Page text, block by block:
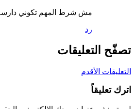
مش شرط المهم تكوني دارسة
رد
تصفّح التعليقات
التعليقات الأقدم
اترك تعليقاً